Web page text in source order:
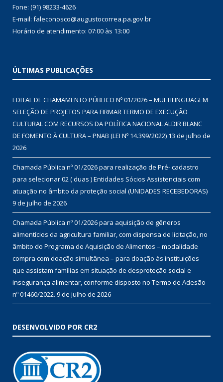
Fone: (91) 98233-4626
E-mail: faleconosco@augustocorrea.pa.gov.br
Horário de atendimento: 07:00 às 13:00
ÚLTIMAS PUBLICAÇÕES
EDITAL DE CHAMAMENTO PÚBLICO Nº 01/2026 – MULTILINGUAGEM
SELEÇÃO DE PROJETOS PARA FIRMAR TERMO DE EXECUÇÃO
CULTURAL COM RECURSOS DA POLÍTICA NACIONAL ALDIR BLANC
DE FOMENTO À CULTURA – PNAB (LEI Nº 14.399/2022) 13 de julho de
2026
Chamada Pública nº 01/2026 para realização de Pré- cadastro
para selecionar 02 ( duas ) Entidades Sócios Assistenciais com
atuação no âmbito da proteção social (UNIDADES RECEBEDORAS)
9 de julho de 2026
Chamada Pública nº 01/2026 para aquisição de gêneros
alimentícios da agricultura familiar, com dispensa de licitação, no
âmbito do Programa de Aquisição de Alimentos – modalidade
compra com doação simultânea – para doação às instituições
que assistam famílias em situação de desproteção social e
insegurança alimentar, conforme disposto no Termo de Adesão
nº 01460/2022. 9 de julho de 2026
DESENVOLVIDO POR CR2